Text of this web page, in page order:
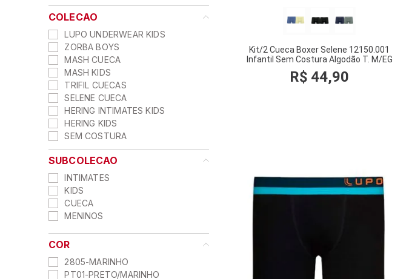
COLECAO
LUPO UNDERWEAR KIDS
ZORBA BOYS
MASH CUECA
MASH KIDS
TRIFIL CUECAS
SELENE CUECA
HERING INTIMATES KIDS
HERING KIDS
SEM COSTURA
COR
2805-MARINHO
PT01-PRETO/MARINHO
SUBCOLECAO
INTIMATES
KIDS
CUECA
MENINOS
Kit/2 Cueca Boxer Selene 12150.001
Infantil Sem Costura Algodão T. M/EG
R$ 44,90
COMPRAR